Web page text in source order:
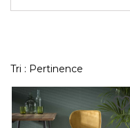
Tri : Pertinence